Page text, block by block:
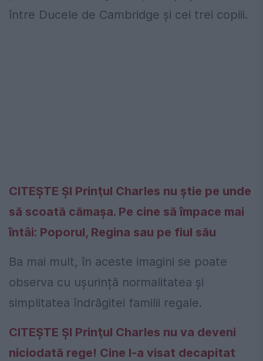
între Ducele de Cambridge și cei trei copiii.
CITEȘTE ȘI Prinţul Charles nu ştie pe unde
să scoată cămaşa. Pe cine să împace mai
întâi: Poporul, Regina sau pe fiul său
Ba mai mult, în aceste imagini se poate
observa cu ușurință normalitatea și
simplitatea îndrăgitei familii regale.
CITEȘTE ȘI Prinţul Charles nu va deveni
niciodată rege! Cine l-a visat decapitat